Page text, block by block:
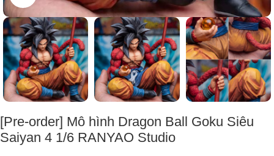
[Pre-order] Mô hình Dragon Ball Goku Siêu
Saiyan 4 1/6 RANYAO Studio